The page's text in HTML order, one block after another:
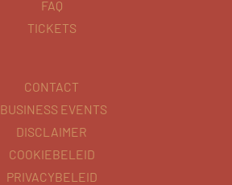
FAQ
TICKETS
CONTACT
BUSINESS EVENTS
DISCLAIMER
COOKIEBELEID
PRIVACYBELEID